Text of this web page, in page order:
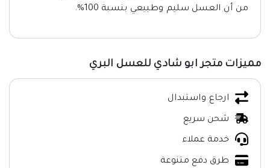
من أن العسل سليم وطبيعي بنسبة 100%.
مميزات متجر ابو شادي للعسل البري
ارجاع واستبدال
شحن سريع
خدمة عملاء
طرق دفع متنوعة